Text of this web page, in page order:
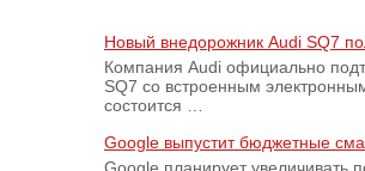
Новый внедорожник Audi SQ7
Компания Audi официально
SQ7 со встроенным
состоится …
Google выпустит бюджетные